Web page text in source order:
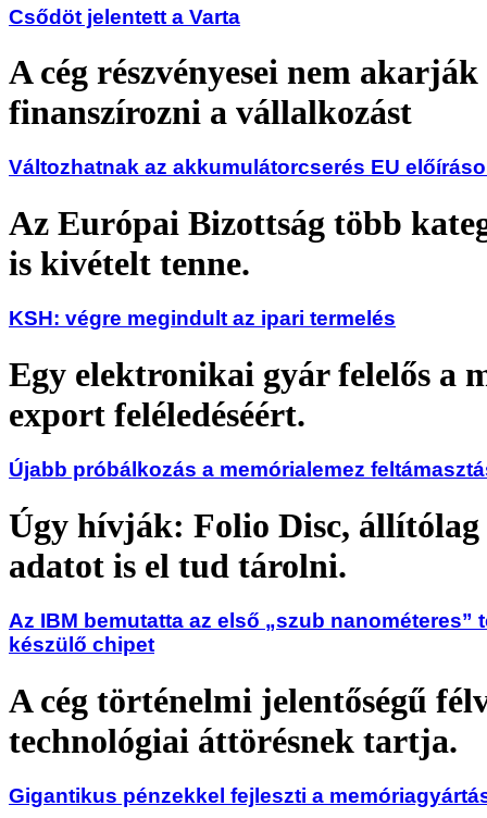
Csődöt jelentett a Varta
A cég részvényesei nem
finanszírozni a vállalkozást
Változhatnak az akkumulátorcserés EU
Az Európai Bizottság több
is kivételt tenne.
KSH: végre megindult az ipari termelés
Egy elektronikai gyár felelős a
export feléledéséért.
Újabb próbálkozás a memórialemez
Úgy hívják: Folio Disc, állítólag
adatot is el tud tárolni.
Az IBM bemutatta az első „szub nanométeres”
készülő chipet
A cég történelmi jelentőségű
technológiai áttörésnek tartja.
Gigantikus pénzekkel fejleszti a